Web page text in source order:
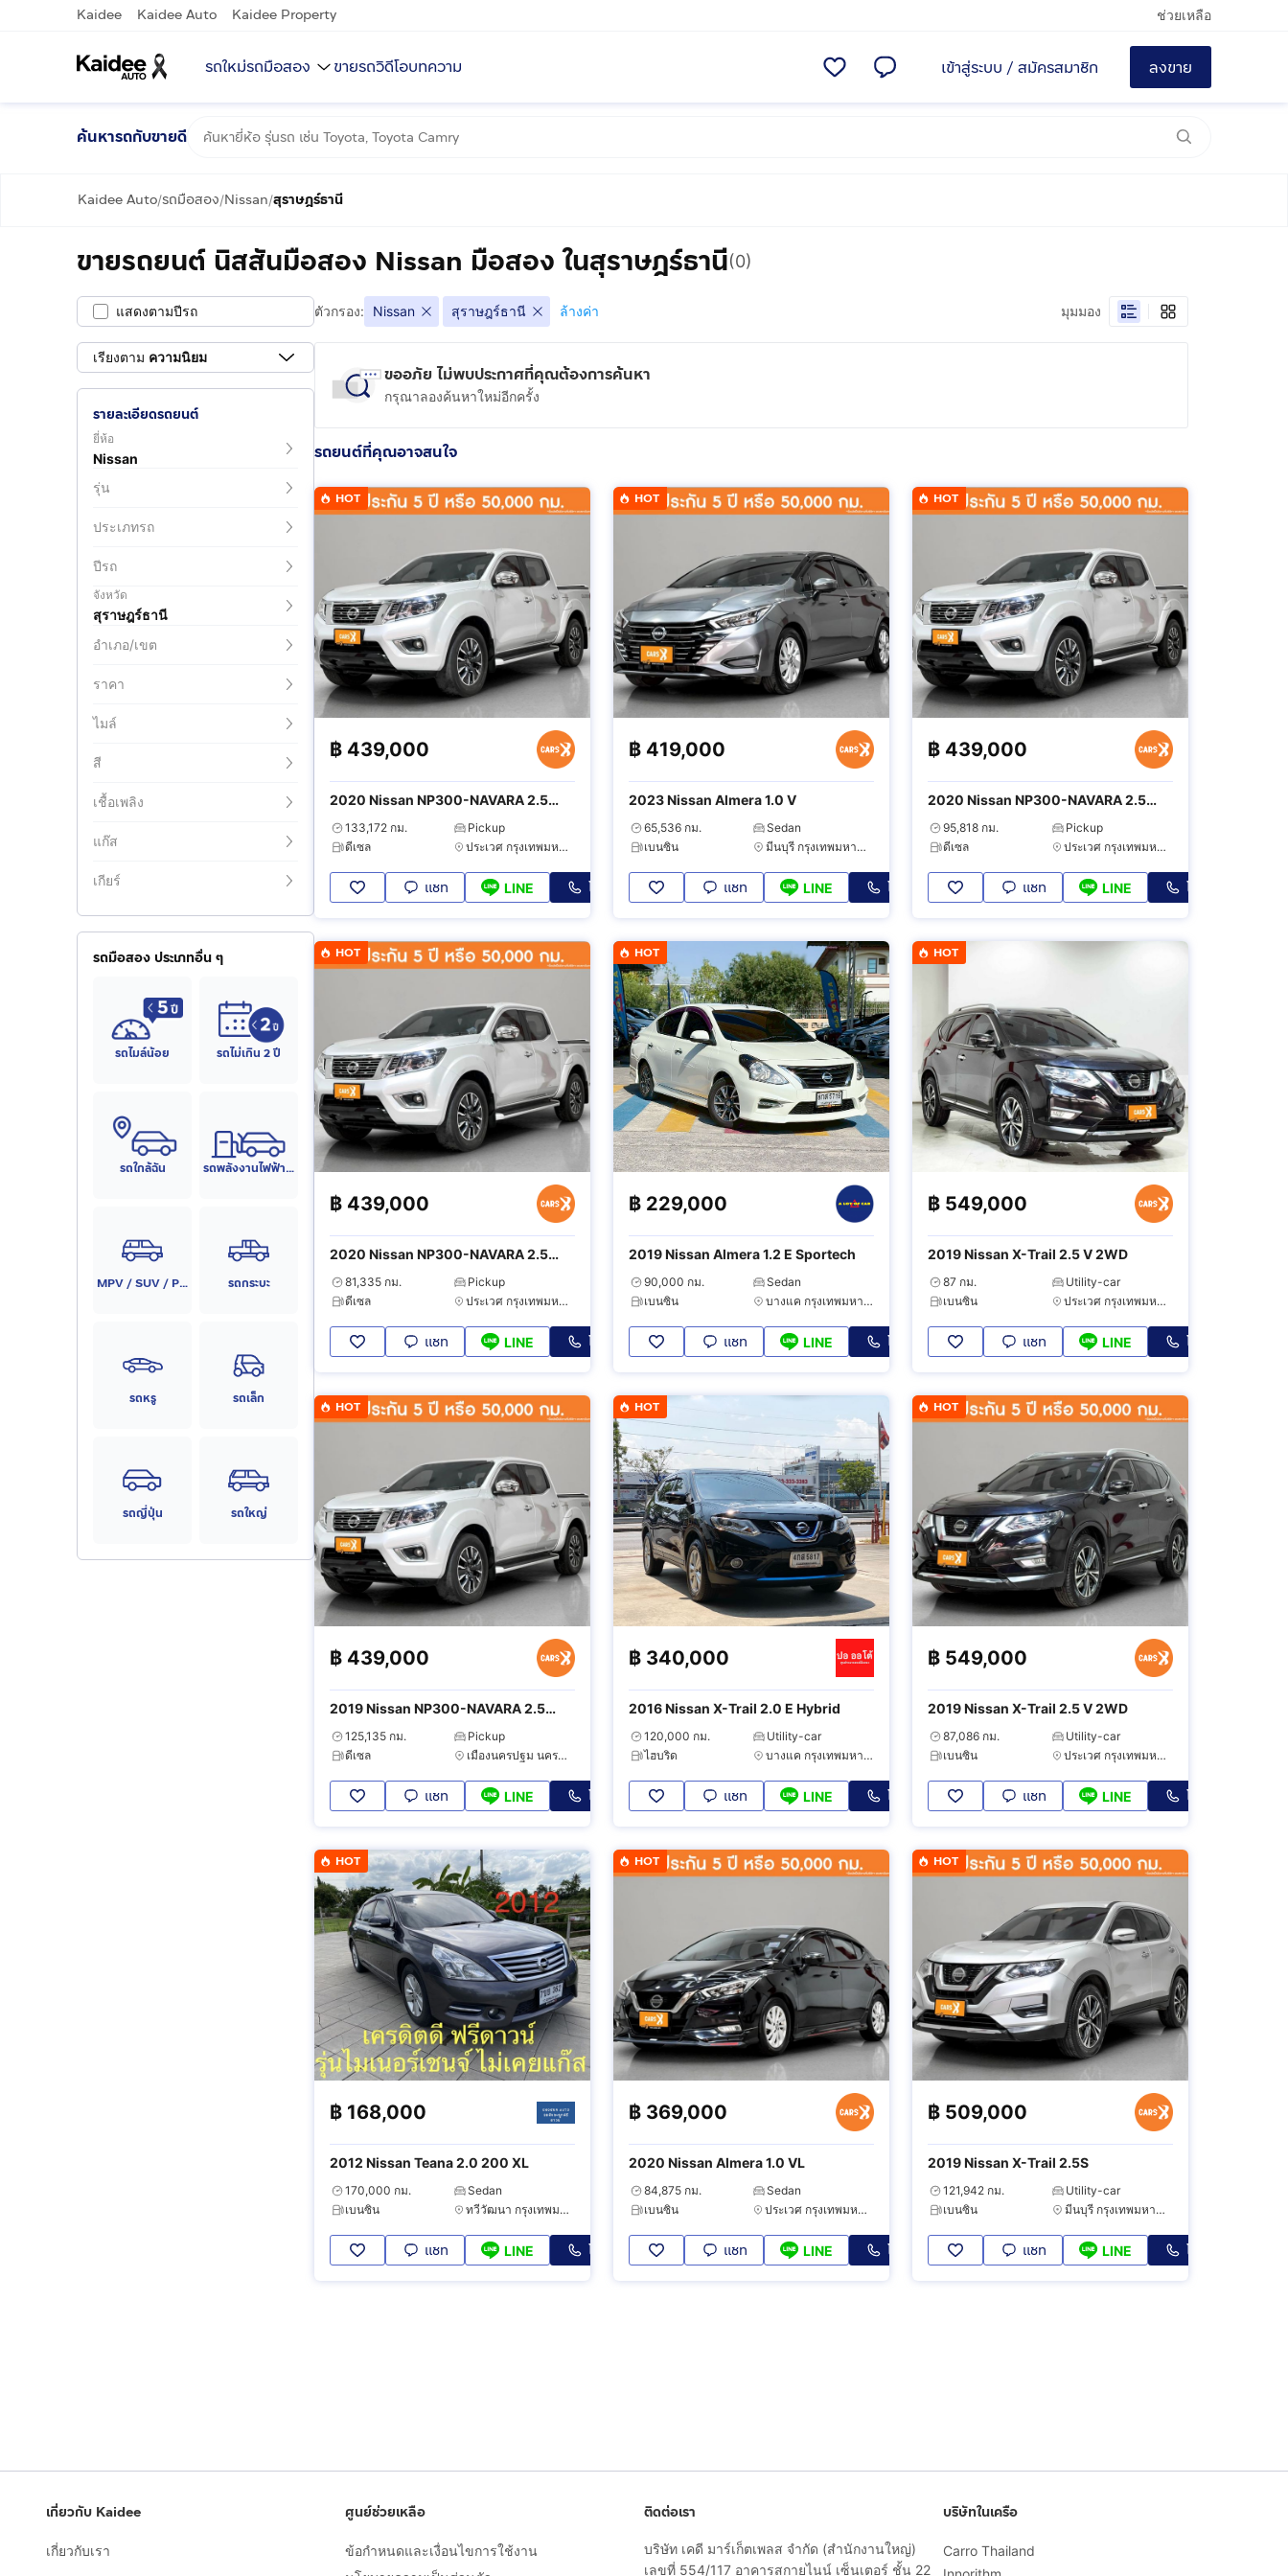
Kaidee Kaidee Auto Kaidee Property ช่วยเหลือ
รถใหม่รถมือสอง ขายรถวิดีโอบทความ เข้าสู่ระบบ / สมัครสมาชิก ลงขาย
ค้นหารถกับขายดี
Kaidee Auto/รถมือสอง/Nissan/สุราษฎร์ธานี
ขายรถยนต์ นิสสันมือสอง Nissan มือสอง ในสุราษฎร์ธานี(0)
แสดงตามปีรถ
เรียงตาม ความนิยม
รายละเอียดรถยนต์
ยี่ห้อ
Nissan
รุ่น
ประเภทรถ
ปีรถ
จังหวัด
สุราษฎร์ธานี
อำเภอ/เขต
ราคา
ไมล์
สี
เชื้อเพลิง
แก๊ส
เกียร์
รถมือสอง ประเภทอื่น ๆ
รถไมล์น้อย รถไม่เกิน 2 ปี
รถใกล้ฉัน รถพลังงานไฟฟ้า (EV)
MPV / SUV / PPV รถกระบะ
รถหรู รถเล็ก
รถญี่ปุ่น รถใหญ่
ตัวกรอง: Nissan สุราษฎร์ธานี ล้างค่า มุมมอง
ขออภัย ไม่พบประกาศที่คุณต้องการค้นหา
กรุณาลองค้นหาใหม่อีกครั้ง
รถยนต์ที่คุณอาจสนใจ
HOT
฿ 439,000
2020 Nissan NP300-NAVARA 2.5
Calibre V
133,172 กม.
Pickup
ดีเซล
ประเวศ กรุงเทพมหานคร
แชท LINE โทร
HOT
฿ 419,000
2023 Nissan Almera 1.0 V
65,536 กม.
Sedan
เบนซิน
มีนบุรี กรุงเทพมหานคร
แชท LINE โทร
HOT
฿ 439,000
2020 Nissan NP300-NAVARA 2.5
Calibre V
95,818 กม.
Pickup
ดีเซล
ประเวศ กรุงเทพมหานคร
แชท LINE โทร
HOT
฿ 439,000
2020 Nissan NP300-NAVARA 2.5
Calibre V
81,335 กม.
Pickup
ดีเซล
ประเวศ กรุงเทพมหานคร
แชท LINE โทร
HOT
฿ 229,000
2019 Nissan Almera 1.2 E Sportech
90,000 กม.
Sedan
เบนซิน
บางแค กรุงเทพมหานคร
แชท LINE โทร
HOT
฿ 549,000
2019 Nissan X-Trail 2.5 V 2WD
87 กม.
Utility-car
เบนซิน
ประเวศ กรุงเทพมหานคร
แชท LINE โทร
HOT
฿ 439,000
2019 Nissan NP300-NAVARA 2.5
Calibre V
125,135 กม.
Pickup
ดีเซล
เมืองนครปฐม นครปฐม
แชท LINE โทร
HOT
฿ 340,000
2016 Nissan X-Trail 2.0 E Hybrid
120,000 กม.
Utility-car
ไฮบริด
บางแค กรุงเทพมหานคร
แชท LINE โทร
HOT
฿ 549,000
2019 Nissan X-Trail 2.5 V 2WD
87,086 กม.
Utility-car
เบนซิน
ประเวศ กรุงเทพมหานคร
แชท LINE โทร
HOT
฿ 168,000
2012 Nissan Teana 2.0 200 XL
170,000 กม.
Sedan
เบนซิน
ทวีวัฒนา กรุงเทพมหานคร
แชท LINE โทร
HOT
฿ 369,000
2020 Nissan Almera 1.0 VL
84,875 กม.
Sedan
เบนซิน
ประเวศ กรุงเทพมหานคร
แชท LINE โทร
HOT
฿ 509,000
2019 Nissan X-Trail 2.5S
121,942 กม.
Utility-car
เบนซิน
มีนบุรี กรุงเทพมหานคร
แชท LINE โทร
เกี่ยวกับ Kaidee
เกี่ยวกับเรา
ศูนย์ช่วยเหลือ
ข้อกำหนดและเงื่อนไขการใช้งาน
ติดต่อเรา
บริษัท เคดี มาร์เก็ตเพลส จำกัด (สำนักงานใหญ่)
เลขที่ 554/117 อาคารสกายไนน์ เซ็นเตอร์ ชั้น 22
บริษัทในเครือ
Carro Thailand